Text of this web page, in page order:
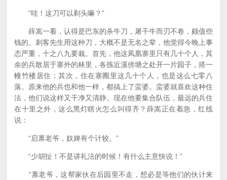
“哇！这刀可以剃头嘛？”
薛嵩一看，认得是巴东的杀牛刀，屠干牛而刃不卷，颇值些
钱的。刺客先生用这种刀，大概不是无名之辈，他觉得今晚上事
态严重，十之八九要栽。首先，他这凤凰寨里只有几十个人，其
余的兵散居于寨外的林里，各拣近溪傍塘之处开一片园子，搭一
幢竹楼居住；其次，住在寨圈里这几十个人，也是这么七零八
落。原来他的兵也和他一样，都搞上了蛮婆。蛮婆就喜欢这种住
法，他们说这样又干净又清静。现在他要集合队伍，最远的兵住
在十里之外，这么黑灯瞎火怎么叫得齐？薛嵩正在着急，红线
说：
“启禀老爷，奴婢有个计较。”
“少胡扯！不是讲礼法的时候！有什么主意快说！”
“禀老爷，这帮家伙在后园里不走，想必是等他们的伙计来